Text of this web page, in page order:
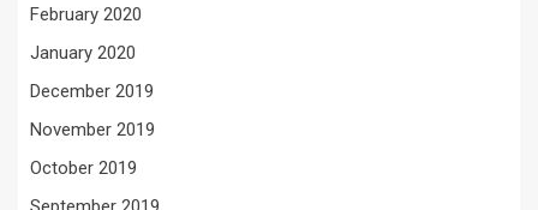
February 2020
January 2020
December 2019
November 2019
October 2019